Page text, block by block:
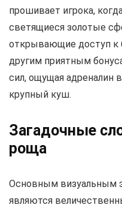
прошивает игрока,
светящиеся золотые
открывающие доступ к
другим приятным
сил, ощущая адреналин
крупный куш.
Загадочные
роща
Основным визуальным
являются